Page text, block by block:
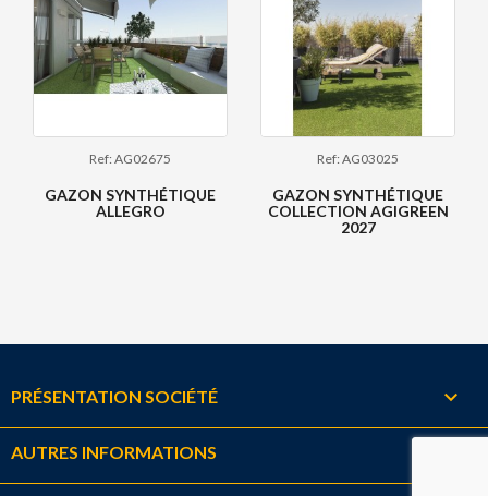
Ref: AG02675
GAZON SYNTHÉTIQUE
ALLEGRO
Ref: AG03025
GAZON SYNTHÉTIQUE
COLLECTION AGIGREEN
2027
PRÉSENTATION SOCIÉTÉ 
AUTRES INFORMATIONS